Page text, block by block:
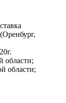
области;
области;